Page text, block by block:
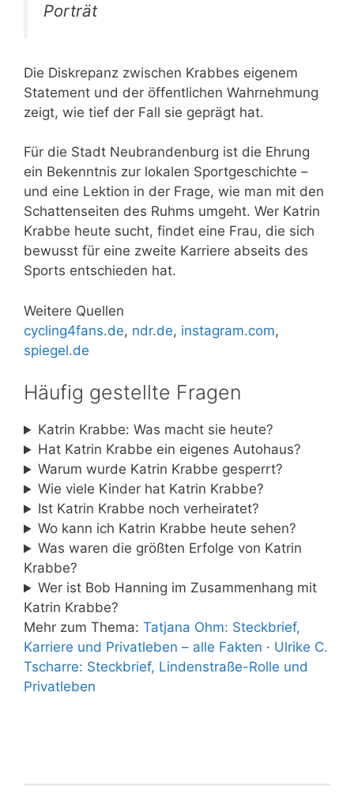
Porträt
Die Diskrepanz zwischen Krabbes eigenem
Statement und der öffentlichen Wahrnehmung
zeigt, wie tief der Fall sie geprägt hat.
Für die Stadt Neubrandenburg ist die Ehrung
ein Bekenntnis zur lokalen Sportgeschichte –
und eine Lektion in der Frage, wie man mit den
Schattenseiten des Ruhms umgeht. Wer Katrin
Krabbe heute sucht, findet eine Frau, die sich
bewusst für eine zweite Karriere abseits des
Sports entschieden hat.
Weitere Quellen
cycling4fans.de, ndr.de, instagram.com,
spiegel.de
Häufig gestellte Fragen
Katrin Krabbe: Was macht sie heute?
Hat Katrin Krabbe ein eigenes Autohaus?
Warum wurde Katrin Krabbe gesperrt?
Wie viele Kinder hat Katrin Krabbe?
Ist Katrin Krabbe noch verheiratet?
Wo kann ich Katrin Krabbe heute sehen?
Was waren die größten Erfolge von Katrin
Krabbe?
Wer ist Bob Hanning im Zusammenhang mit
Katrin Krabbe?
Mehr zum Thema: Tatjana Ohm: Steckbrief,
Karriere und Privatleben – alle Fakten · Ulrike C.
Tscharre: Steckbrief, Lindenstraße-Rolle und
Privatleben